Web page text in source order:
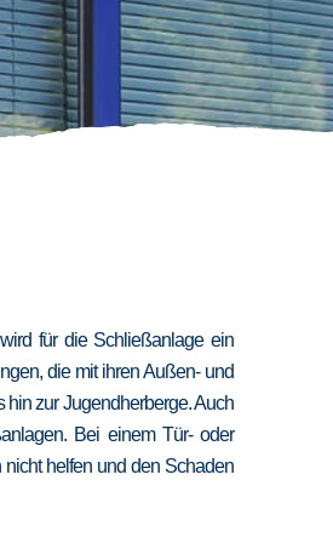
für die Schließanlage ein
die mit ihren Außen- und
zur Jugendherberge. Auch
Bei einem Tür- oder
helfen und den Schaden